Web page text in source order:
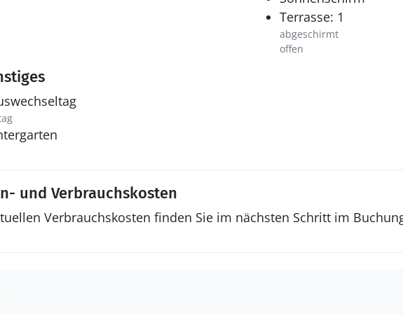
Terrasse: 1
abgeschirmt
offen
und Verbrauchskosten
Verbrauchskosten finden Sie im nächsten Schritt im